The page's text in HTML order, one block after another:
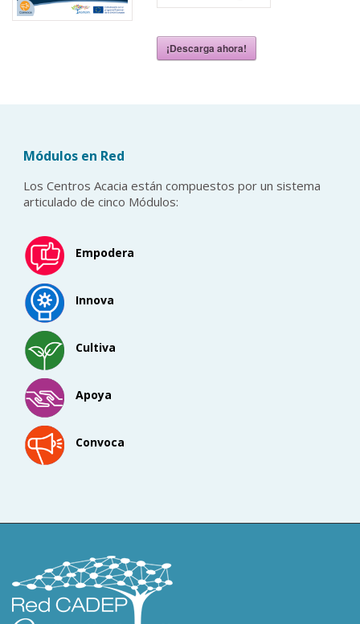
¡Descarga ahora!
Módulos en Red
Los Centros Acacia están compuestos por un sistema
articulado de cinco Módulos:
Empodera
Innova
Cultiva
Apoya
Convoca